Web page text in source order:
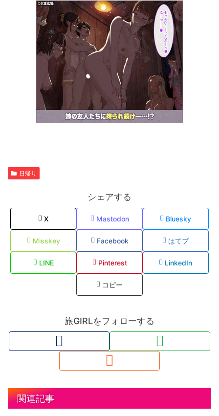
日帰り
シェアする
X Mastodon Bluesky
Misskey Facebook はてブ
LINE Pinterest LinkedIn
コピー
旅GIRLをフォローする
関連記事